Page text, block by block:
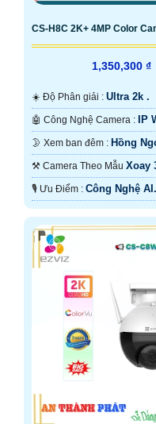
CS-H8C 2K+ 4MP Color
1,350,300 ₫
☀️ Độ Phân giải : Ultra 2k .
🤖️ Công Nghệ Camera : IP
🌛 Xem ban đêm : Hồng
⚒ Camera Theo Mẫu Xoay
️🎙 Ưu Điểm : Công Nghệ AI.